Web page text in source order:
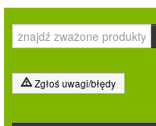
Zgłoś uwagi/błędy